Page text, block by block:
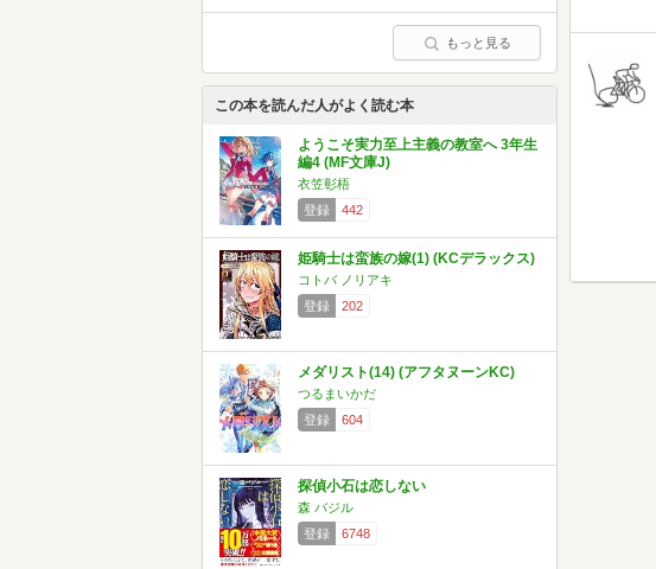
もっと見る
この本を読んだ人がよく読む本
ようこそ実力至上主義の教室へ 3年生
編4 (MF文庫J)
衣笠彰梧
登録
442
姫騎士は蛮族の嫁(1) (KCデラックス)
コトバ ノリアキ
登録
202
メダリスト(14) (アフタヌーンKC)
つるまいかだ
登録
604
探偵小石は恋しない
森 バジル
登録
6748